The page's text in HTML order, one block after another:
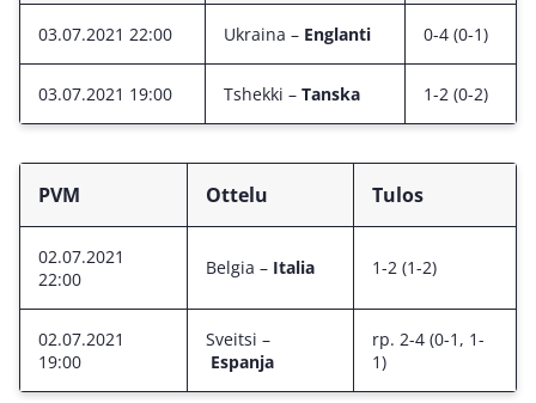
03.07.2021 22:00 Ukraina – Englanti 0-4 (0-1)
03.07.2021 19:00 Tshekki – Tanska 1-2 (0-2)
PVM Ottelu Tulos
02.07.2021
22:00
Belgia – Italia 1-2 (1-2)
02.07.2021
19:00
Sveitsi –
Espanja
rp. 2-4 (0-1, 1-
1)